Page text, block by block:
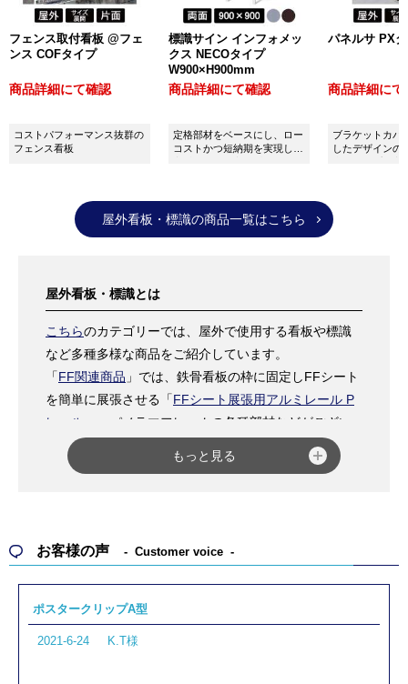
フェンス取付看板 @フェ
ンス COFタイプ
商品詳細にて確認
コストパフォーマンス抜群の
フェンス看板
標識サイン インフォメッ
クス NECOタイプ
W900×H900mm
商品詳細にて確認
定格部材をベースにし、ロー
コストかつ短納期を実現した
パネルサ PX
商品詳細にて
ブラケットカバ
したデザインの
屋外看板・標識の商品一覧はこちら
屋外看板・標識とは
こちらのカテゴリーでは、屋外で使用する看板や標識
など多種多様な商品をご紹介しています。
「FF関連商品 」では、鉄骨看板の枠に固定しFFシート
を簡単に展張させる「FFシート展張用アルミレール P
レール
」、パノラマフレームの各種部材などがござい
ます。
大型看板・建植
」では、自立式の屋外案内サイン
外照式LED照明「アドビューN R35タイプ
ディアを下部から明るくクリアに照射するアッパータ
イプの外照式LED照明「
ざいます。
これら以外にも、「
もっと見る
お客様の声 Customer voice
ポスタークリップA型
2021-6-24 K.T様